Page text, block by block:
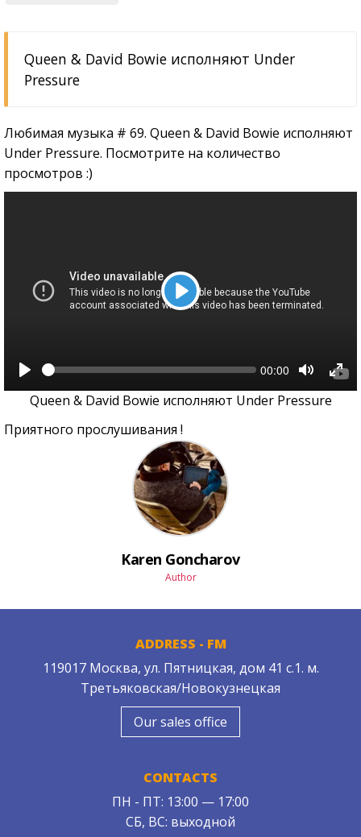
Queen & David Bowie исполняют Under
Pressure
Любимая музыка # 69. Queen & David Bowie исполняют
Under Pressure. Посмотрите на количество
просмотров :)
Play
Play
Seek Current
00:00
Toggle
Mute
Queen & David Bowie исполняют Under Pressure
Приятного прослушивания !
Karen Goncharov
Author
ADDRESS - FM
119017 Москва, ул. Пятницкая, дом 41 с.1. м.
Третьяковская/Новокузнецкая
Our sales office
CONTACTS
ПН - ПТ: 13:00 — 17:00
СБ, ВС: выходной